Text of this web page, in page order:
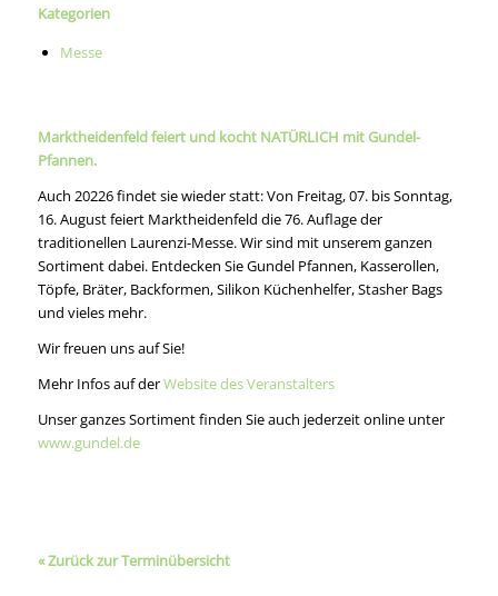
Kategorien
Messe
Marktheidenfeld feiert und kocht NATÜRLICH mit Gundel-
Pfannen.
Auch 20226 findet sie wieder statt: Von Freitag, 07. bis Sonntag,
16. August feiert Marktheidenfeld die 76. Auflage der
traditionellen Laurenzi-Messe. Wir sind mit unserem ganzen
Sortiment dabei. Entdecken Sie Gundel Pfannen, Kasserollen,
Töpfe, Bräter, Backformen, Silikon Küchenhelfer, Stasher Bags
und vieles mehr.
Wir freuen uns auf Sie!
Mehr Infos auf derWebsite des Veranstalters
Unser ganzes Sortiment finden Sie auch jederzeit online unter
www.gundel.de
« Zurück zur Terminübersicht